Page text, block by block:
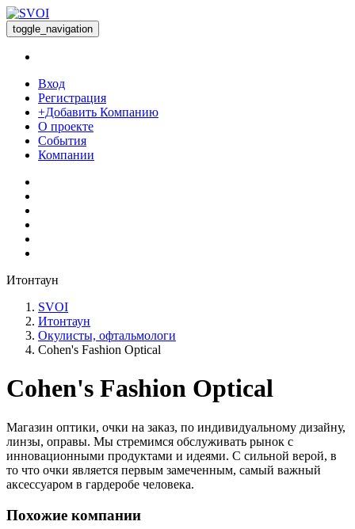
toggle_navigation
Вход
Регистрация
+Добавить Компанию
О проекте
События
Компании
Итонтаун
SVOI
Итонтаун
Окулисты, офтальмологи
Cohen's Fashion Optical
Cohen's Fashion Optical
Магазин оптики, очки на заказ, по индивидуальному дизайну,
линзы, оправы. Мы стремимся обслуживать рынок с
инновационными продуктами и идеями. С сильной верой, в
то что очки является первым замеченным, самый важный
аксессуаром в гардеробе человека.
Похожие компании